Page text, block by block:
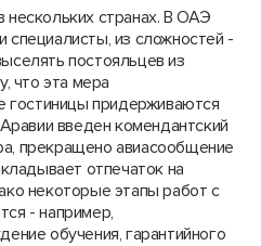
странах. В ОАЭ
из сложностей -
постояльцев из
что эта мера
гостиницы придерживаются
введен комендантский
прекращено авиасообщение
отпечаток на
некоторые этапы работ с
- например,
обучения, гарантийного